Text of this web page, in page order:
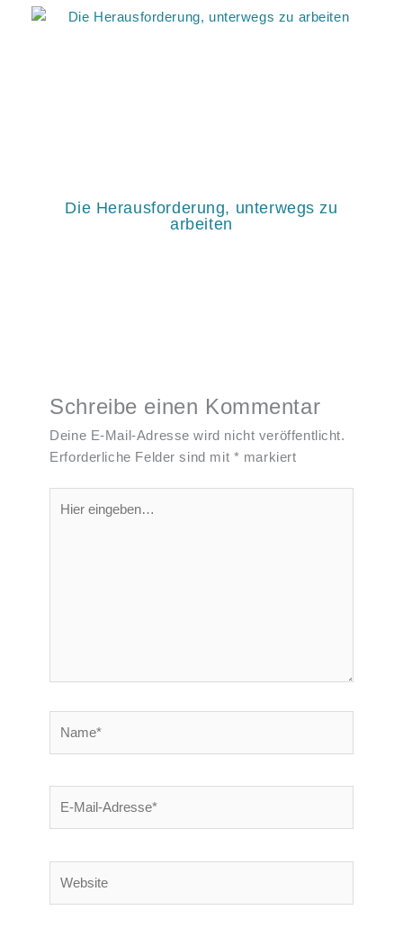
Die Herausforderung, unterwegs zu
arbeiten
Schreibe einen Kommentar
Deine E-Mail-Adresse wird nicht veröffentlicht.
Erforderliche Felder sind mit * markiert
eingeben…